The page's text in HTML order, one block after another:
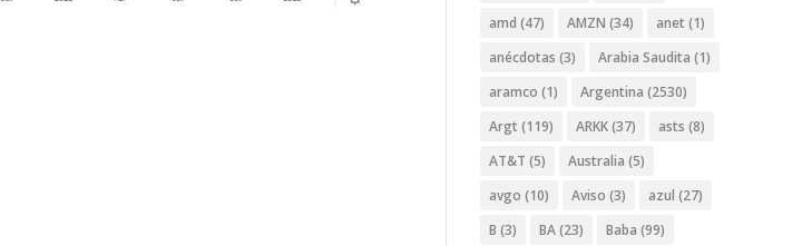
amd (47) AMZN (34) anet (1)
anécdotas (3) Arabia Saudita (1)
aramco (1) Argentina (2530)
Argt (119) ARKK(37) asts (8)
AT&T (5) Australia (5)
avgo (10) Aviso (3) azul (27)
B (3) BA(23) Baba (99)